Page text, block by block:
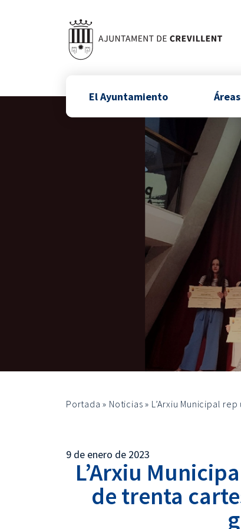
El Ayuntamiento
Portada » Noticias » L’Arxiu Municipal
9 de enero de 2023
L’Arxiu
de trenta